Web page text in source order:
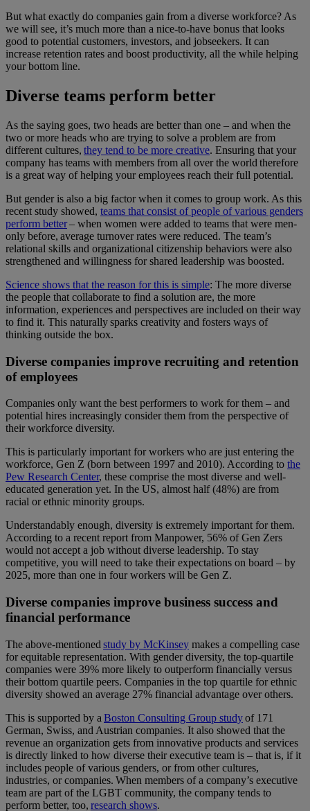
But what exactly do companies gain from a diverse workforce? As
we will see, it’s much more than a nice-to-have bonus that looks
good to potential customers, investors, and jobseekers. It can
increase retention rates and boost productivity, all the while helping
your bottom line.
Diverse teams perform better
As the saying goes, two heads are better than one – and when the
two or more heads who are trying to solve a problem are from
different cultures, they tend to be more creative. Ensuring that your
company has teams with members from all over the world therefore
is a great way of helping your employees reach their full potential.
But gender is also a big factor when it comes to group work. As this
recent study showed, teams that consist of people of various genders
perform better– when women were added to teams that were men-
only before, average turnover rates were reduced. The team’s
relational skills and organizational citizenship behaviors were also
strengthened and willingness for shared leadership was boosted.
Science shows that the reason for this is simple: The more diverse
the people that collaborate to find a solution are, the more
information, experiences and perspectives are included on their way
to find it. This naturally sparks creativity and fosters ways of
thinking outside the box.
Diverse companies improve recruiting and retention
of employees
Companies only want the best performers to work for them – and
potential hires increasingly consider them from the perspective of
their workforce diversity.
This is particularly important for workers who are just entering the
workforce, Gen Z (born between 1997 and 2010). According to the
Pew Research Center, these comprise the most diverse and well-
educated generation yet. In the US, almost half (48%) are from
racial or ethnic minority groups.
Understandably enough, diversity is extremely important for them.
According to a recent report from Manpower, 56% of Gen Zers
would not accept a job without diverse leadership. To stay
competitive, you will need to take their expectations on board – by
2025, more than one in four workers will be Gen Z.
Diverse companies improve business success and
financial performance
The above-mentioned study by McKinsey makes a compelling case
for equitable representation. With gender diversity, the top-quartile
companies were 39% more likely to outperform financially versus
their bottom quartile peers. Companies in the top quartile for ethnic
diversity showed an average 27% financial advantage over others.
This is supported by a Boston Consulting Group studyof 171
German, Swiss, and Austrian companies. It also showed that the
revenue an organization gets from innovative products and services
is directly linked to how diverse their executive team is – that is, if it
includes people of various genders, or from other cultures,
industries, or companies. When members of a company’s executive
team are part of the LGBT community, the company tends to
perform better, too, research shows.